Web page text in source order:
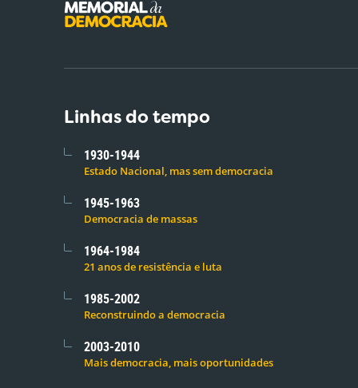
Linhas do tempo
1930-1944
Estado Nacional, mas sem democracia
1945-1963
Democracia de massas
1964-1984
21 anos de resistência e luta
1985-2002
Reconstruindo a democracia
2003-2010
Mais democracia, mais oportunidades